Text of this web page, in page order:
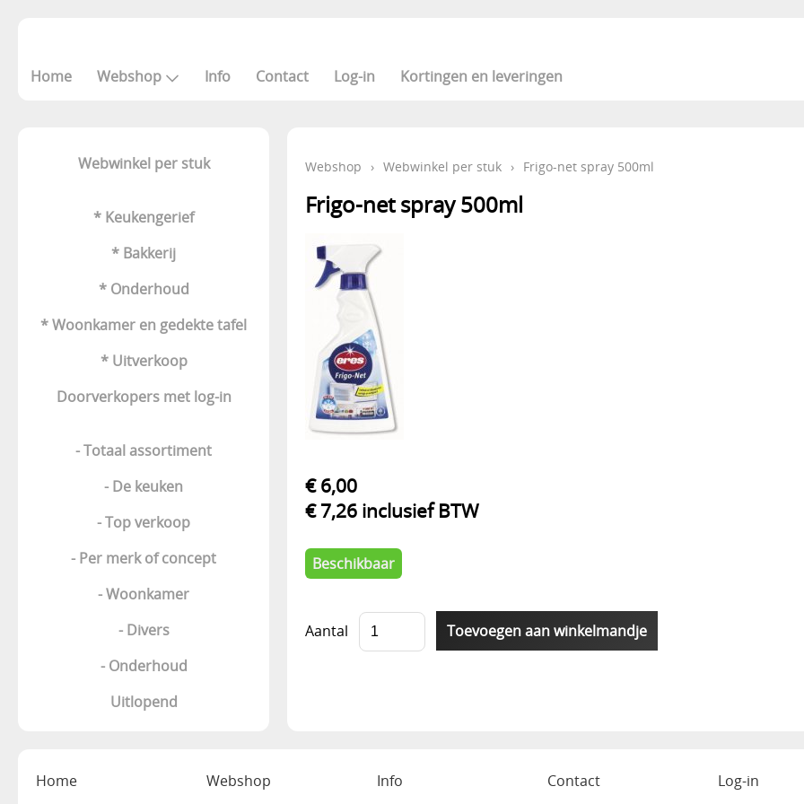
Home Webshop Info Contact Log-in Kortingen en leveringen
Webwinkel per stuk
* Keukengerief
* Bakkerij
* Onderhoud
* Woonkamer en gedekte tafel
* Uitverkoop
Doorverkopers met log-in
- Totaal assortiment
- De keuken
- Top verkoop
- Per merk of concept
- Woonkamer
- Divers
- Onderhoud
Uitlopend
Webshop › Webwinkel per stuk › Frigo-net spray 500ml
Frigo-net spray 500ml
€ 6,00
€ 7,26 inclusief BTW
Beschikbaar
Aantal
Home Webshop Info Contact Log-in